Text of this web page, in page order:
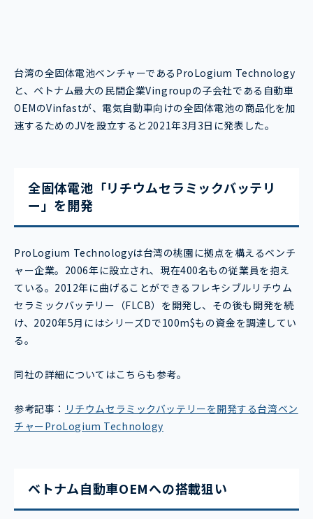
台湾の全固体電池ベンチャーであるProLogium Technology
と、ベトナム最大の民間企業Vingroupの子会社である自動車
OEMのVinfastが、電気自動車向けの全固体電池の商品化を加
速するためのJVを設立すると2021年3月3日に発表した。
全固体電池「リチウムセラミックバッテリ
ー」を開発
ProLogium Technologyは台湾の桃園に拠点を構えるベンチ
ャー企業。2006年に設立され、現在400名もの従業員を抱え
ている。2012年に曲げることができるフレキシブルリチウム
セラミックバッテリー（FLCB）を開発し、その後も開発を続
け、2020年5月にはシリーズDで100m$もの資金を調達してい
る。
同社の詳細についてはこちらも参考。
参考記事： リチウムセラミックバッテリーを開発する台湾ベン
チャーProLogium Technology
ベトナム自動車OEMへの搭載狙い